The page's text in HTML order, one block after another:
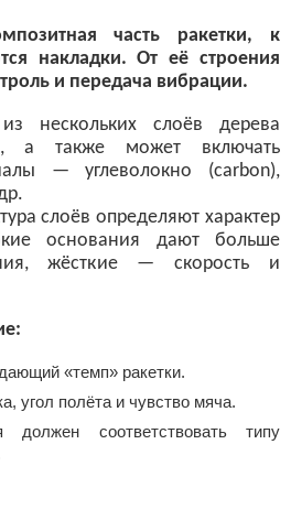
часть ракетки, к
накладки. От её строения
и передача вибрации.
нескольких слоёв дерева
также может включать
— углеволокно (carbon),
слоёв определяют характер
основания дают больше
жёсткие — скорость и
«темп» ракетки.
угол полёта и чувство мяча.
должен соответствовать типу